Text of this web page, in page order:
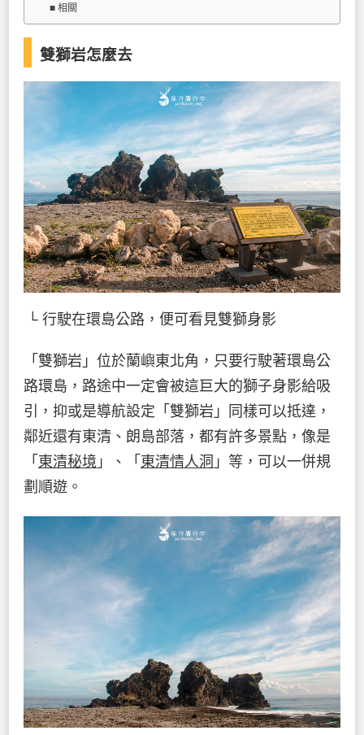
相關
雙獅岩怎麼去
└ 行駛在環島公路，便可看見雙獅身影
「雙獅岩」位於蘭嶼東北角，只要行駛著環島公
路環島，路途中一定會被這巨大的獅子身影給吸
引，抑或是導航設定「雙獅岩」同樣可以抵達，
鄰近還有東清、朗島部落，都有許多景點，像是
「 東清秘境 」、「 東清情人洞 」等，可以一併規
劃順遊。